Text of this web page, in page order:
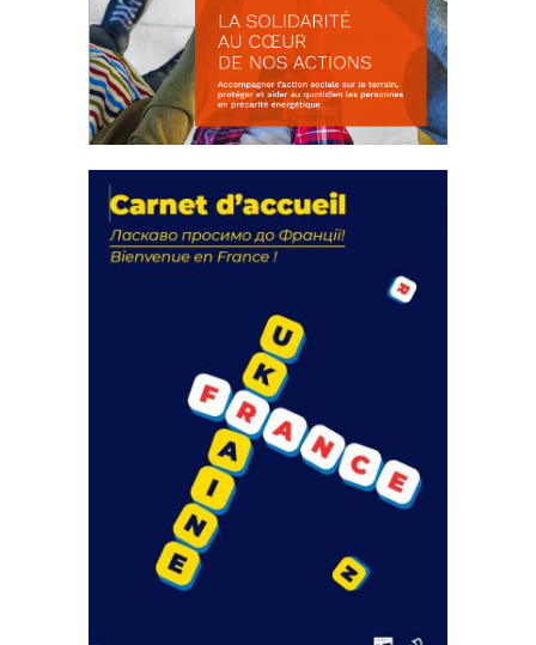
actions
18 septembre 2023
FEUILLETER